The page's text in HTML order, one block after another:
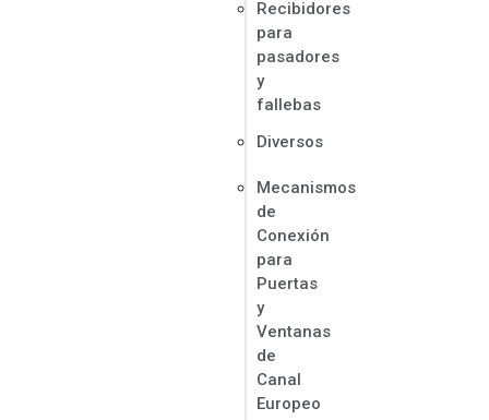
Recibidores
para
pasadores
y
fallebas
Diversos
Mecanismos
de
Conexión
para
Puertas
y
Ventanas
de
Canal
Europeo